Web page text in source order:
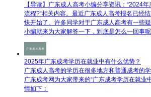
【导读】广东成人高考​小编分享资讯：“2024
流程?“相关内容。最近广东成人高考报名已经
快开始了。许多同学对于广东成人高考有一些
小编就来为大家解答一下，到底是怎么一回事
2025年广东成考学历在就业中有什么优势？
广东成人高考的学历在很多地方和普通成考的
广东成考网为大家带来的“广东成考学历在就业
情如下：